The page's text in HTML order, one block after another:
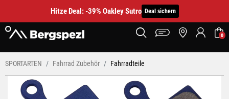
Hitze Deal: -39% Oakley Sutro Deal sichern
0
SPORTARTEN Fahrrad Zubehör Fahrradteile